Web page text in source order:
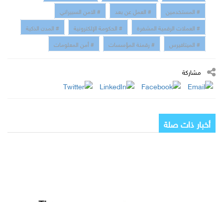
# المستخدمين
# العمل عن بعد
# الامن السبيراني
# العملات الرقمية المشفرة
# الحكومة الإلكترونية
# المدن الذكية
# الميتافيرس
# رقمنة المؤسسات # أمن المعلومات
مشاركة
أخبار ذات صلة